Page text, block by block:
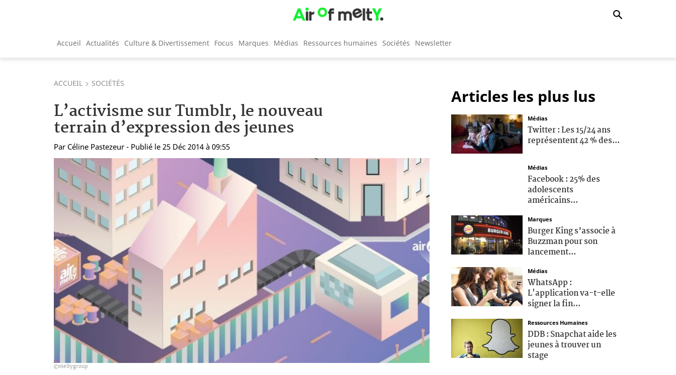
Accueil Actualités Culture & Divertissement Focus Marques Médias Ressources humaines Sociétés Newsletter
ACCUEIL SOCIÉTÉS
L’activisme sur Tumblr, le nouveau
terrain d’expression des jeunes
Par Céline Pastezeur - Publié le 25 Déc 2014 à 09:55
meltygroup
Articles les plus lus
Médias
Twitter : Les 15/24 ans
représentent 42 % des...
Médias
Facebook : 25% des
adolescents
américains...
Marques
Burger King s’associe à
Buzzman pour son
lancement...
Médias
WhatsApp :
L'application va-t-elle
signer la fin...
Ressources Humaines
DDB : Snapchat aide les
jeunes à trouver un
stage